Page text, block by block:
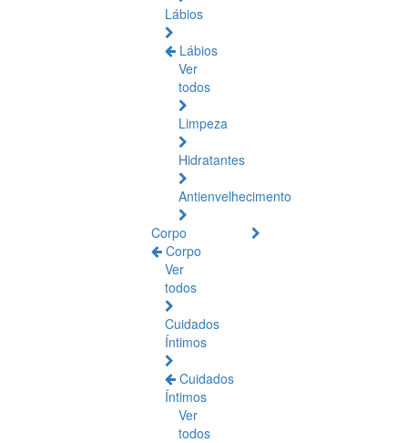
Lábios
Lábios
Ver
todos
Limpeza
Hidratantes
Antienvelhecimento
Corpo
Corpo
Ver
todos
Cuidados
Íntimos
Cuidados
Íntimos
Ver
todos